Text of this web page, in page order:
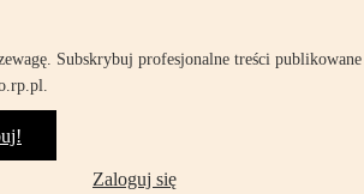
Subskrybuj profesjonalne treści publikowane
Zaloguj się